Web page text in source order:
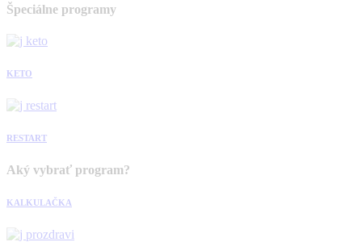
Špeciálne programy
KETO
RESTART
Aký vybrať program?
KALKULAČKA